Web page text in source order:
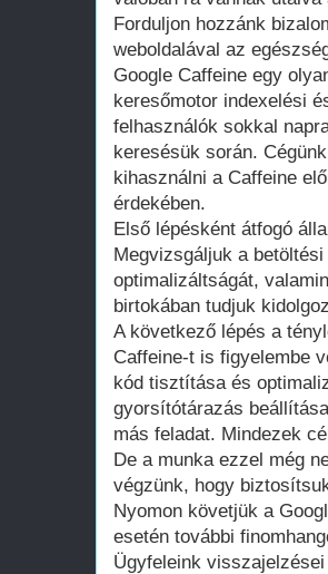
Forduljon hozzánk
weboldalával az
Google Caffeine egy
keresőmotor indexelési
felhasználók sokkal
keresésük során.
kihasználni a Caffeine
érdekében.
Első lépésként átfogó
Megvizsgáljuk a
optimalizáltságát,
birtokában tudjuk
A következő lépés a
Caffeine-t is figyelembe
kód tisztítása és
gyorsítótárazás
más feladat. Mindezek
De a munka ezzel még
végzünk, hogy
Nyomon követjük a
esetén további
Ügyfeleink